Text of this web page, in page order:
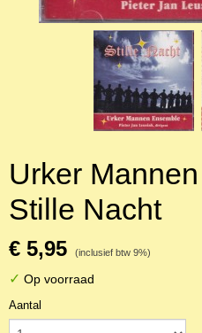
Urker
Stille Nacht
€ 5,95 (inclusief btw 9%)
✓ Op voorraad
Aantal